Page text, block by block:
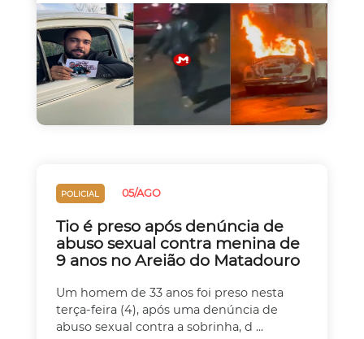
POLICIAL 05/AGO
Tio é preso após denúncia de
abuso sexual contra menina de
9 anos no Areião do Matadouro
Um homem de 33 anos foi preso nesta
terça-feira (4), após uma denúncia de
abuso sexual contra a sobrinha, d ...